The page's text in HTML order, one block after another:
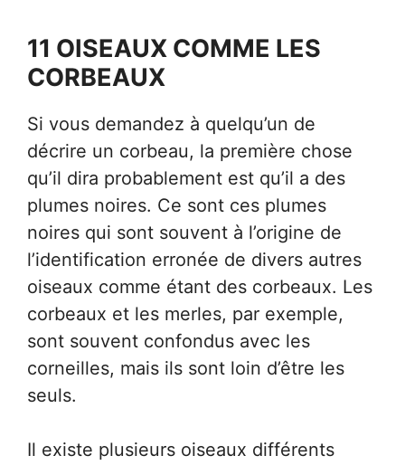
11 OISEAUX COMME LES
CORBEAUX
Si vous demandez à quelqu’un de
décrire un corbeau, la première chose
qu’il dira probablement est qu’il a des
plumes noires. Ce sont ces plumes
noires qui sont souvent à l’origine de
l’identification erronée de divers autres
oiseaux comme étant des corbeaux. Les
corbeaux et les merles, par exemple,
sont souvent confondus avec les
corneilles, mais ils sont loin d’être les
seuls.
Il existe plusieurs oiseaux différents